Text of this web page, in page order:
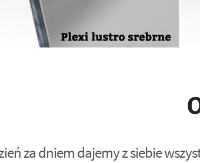
za dniem dajemy z siebie